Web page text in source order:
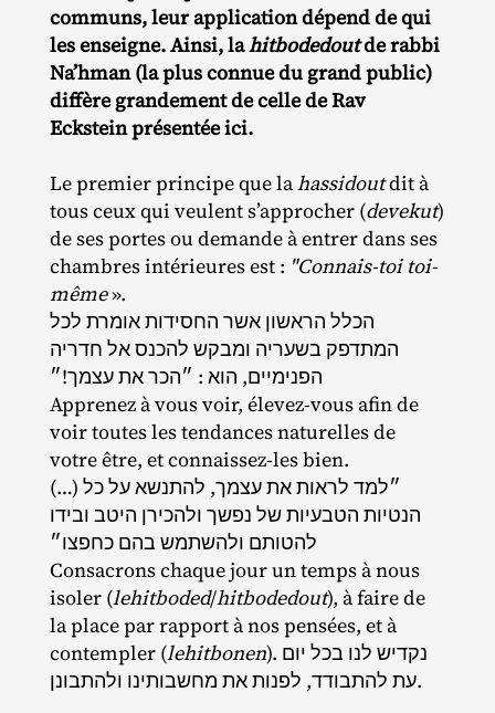
communs, leur application dépend de qui
les enseigne. Ainsi, lahitbodedoutde rabbi
Na’hman (la plus connue du grand public)
diffère grandement de celle de Rav
Eckstein présentée ici.
Le premier principe que lahassidoutdit à
tous ceux qui veulent s’approcher (devekut)
de ses portes ou demande à entrer dans ses
chambres intérieures est : "Connais-toi toi-
même».
הכלל הראשון אשר החסידות אומרת לכל
המתדפק בשעריה ומבקש להכנס אל חדריה
הפנימיים, הוא : ״הכר את עצמך!״
Apprenez à vous voir, élevez‐​vous afin de
voir toutes les tendances naturelles de
votre être, et connaissez‐​les bien.
(…) ״למד לראות את עצמך, להתנשא על כל
הנטיות הטבעיות של נפשך ולהכירן היטב ובידו
להטותם ולהשתמש בהם כחפצו״
Consacrons chaque jour un temps à nous
isoler (lehitboded/​hitbodedout), à faire de
la place par rapport à nos pensées, et à
contempler (lehitbonen). נקדיש לנו בכל יום
עת להתבודד, לפנות את מחשבותינו ולהתבונן.